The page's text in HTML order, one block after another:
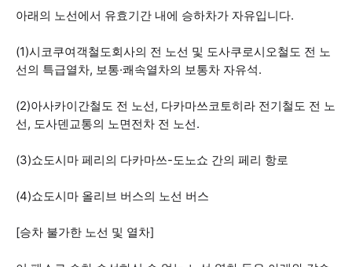
아래의 노선에서 유효기간 내에 승하차가 자유입니다.
(1)시코쿠여객철도회사의 전 노선 및 도사쿠로시오철도 전 노
선의 특급열차, 보통·쾌속열차의 보통차 자유석.
(2)아사카이간철도 전 노선, 다카마쓰코토히라 전기철도 전 노
선, 도사덴교통의 노면전차 전 노선.
(3)쇼도시마 페리의 다카마쓰-도노쇼 간의 페리 항로
(4)쇼도시마 올리브 버스의 노선 버스
[승차 불가한 노선 및 열차]